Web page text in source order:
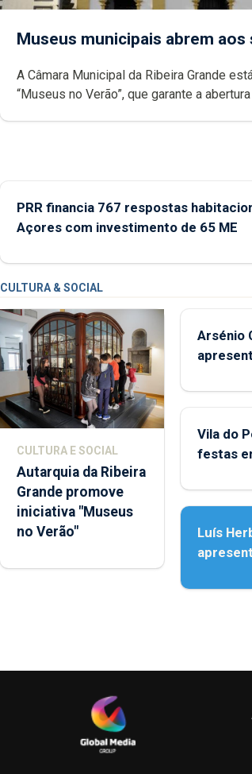
Museus municipais abrem
A Câmara Municipal da Ribeira Grande
“Museus no Verão”, que garante a
PRR financia 767 respostas
Açores com investimento de 65 ME
CULTURA & SOCIAL
CULTURA E SOCIAL
Autarquia da Ribeira
Grande promove
iniciativa "Museus
no Verão"
Arsénio
Porto
Vila do
festas
Luís